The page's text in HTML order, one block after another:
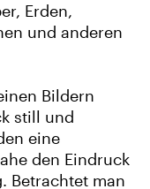
Erden,
und anderen
Bildern
still und
eine
den Eindruck
Betrachtet man